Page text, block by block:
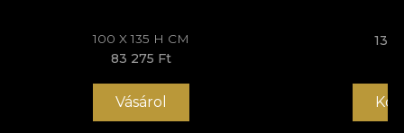
100 X 135 H CM
83 275 Ft
Vásárol
131